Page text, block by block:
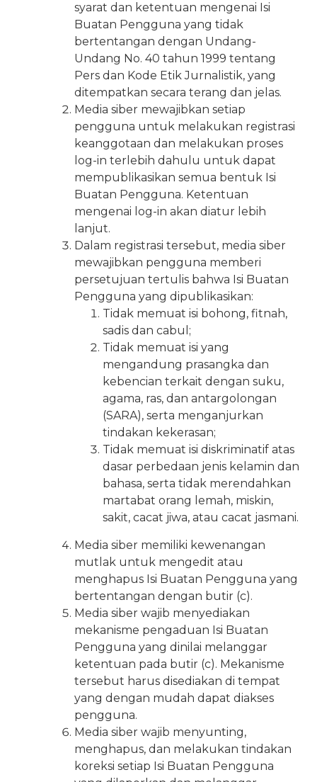
syarat dan ketentuan mengenai Isi
Buatan Pengguna yang tidak
bertentangan dengan Undang-
Undang No. 40 tahun 1999 tentang
Pers dan Kode Etik Jurnalistik, yang
ditempatkan secara terang dan jelas.
Media siber mewajibkan setiap
pengguna untuk melakukan registrasi
keanggotaan dan melakukan proses
log-in terlebih dahulu untuk dapat
mempublikasikan semua bentuk Isi
Buatan Pengguna. Ketentuan
mengenai log-in akan diatur lebih
lanjut.
Dalam registrasi tersebut, media siber
mewajibkan pengguna memberi
persetujuan tertulis bahwa Isi Buatan
Pengguna yang dipublikasikan:
Tidak memuat isi bohong, fitnah,
sadis dan cabul;
Tidak memuat isi yang
mengandung prasangka dan
kebencian terkait dengan suku,
agama, ras, dan antargolongan
(SARA), serta menganjurkan
tindakan kekerasan;
Tidak memuat isi diskriminatif atas
dasar perbedaan jenis kelamin dan
bahasa, serta tidak merendahkan
martabat orang lemah, miskin,
sakit, cacat jiwa, atau cacat jasmani.
Media siber memiliki kewenangan
mutlak untuk mengedit atau
menghapus Isi Buatan Pengguna yang
bertentangan dengan butir (c).
Media siber wajib menyediakan
mekanisme pengaduan Isi Buatan
Pengguna yang dinilai melanggar
ketentuan pada butir (c). Mekanisme
tersebut harus disediakan di tempat
yang dengan mudah dapat diakses
pengguna.
Media siber wajib menyunting,
menghapus, dan melakukan tindakan
koreksi setiap Isi Buatan Pengguna